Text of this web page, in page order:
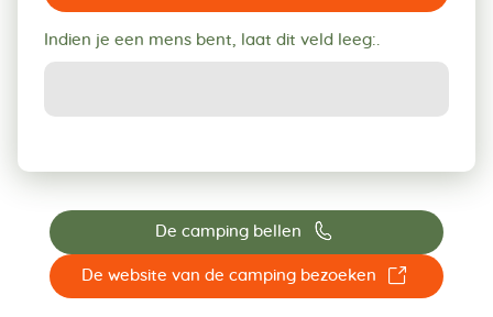
Indien je een mens bent, laat dit veld leeg:.
De camping bellen 📞
De website van de camping bezoeken ☐